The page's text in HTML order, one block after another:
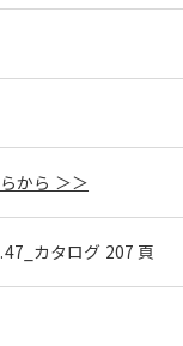
から ＞＞
カタログ 207 頁